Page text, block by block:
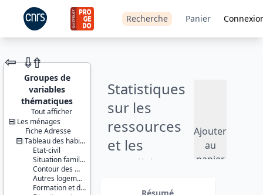
Recherche Panier
JEU DE
DONNÉES
Statistiques
sur les
ressources
et les
conditions
Ajouter
au
panier
⇦ ⇮⇮
Groupes de
variables
thématiques
Tout afficher
Les ménages
Fiche Adresse
Tableau des habitants du logement
Etat-civil
Situation familiale
Contour des ménages
Autres logements
Formation et diplômes
Identifiants :
lil-0457